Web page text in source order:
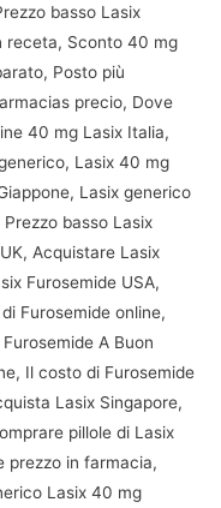
basso Lasix
receta, Sconto 40 mg
Posto più
precio, Dove
40 mg Lasix Italia,
Lasix 40 mg
Lasix generico
basso Lasix
Acquistare Lasix
Furosemide USA,
Furosemide online,
A Buon
Il costo di Furosemide
Lasix Singapore,
pillole di Lasix
prezzo in farmacia,
Lasix 40 mg